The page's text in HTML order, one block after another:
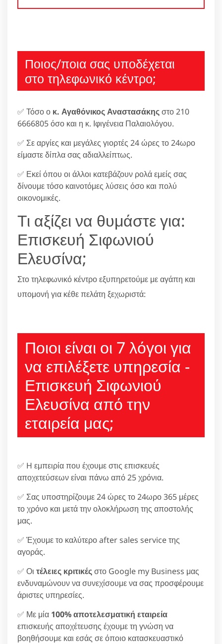
Ποιος/ποια σας υποδέχεται
στο τηλεφωνικό κέντρο;
✅ Τόσο ο κ. Αγαθόνικος Αναστασάκηςστο 210
6666805 όσο και η κ. Ιφιγένεια Παλαιολόγου.
✅ Σε αργίες και μεγάλες γιορτές 24 ώρες το 24ωρο
είμαστε δίπλα σας αδιαλλείπτως.
✅ Εκεί όπου οι άλλοι κατεβάζουν ρολά εμείς σας
δίνουμε τόσο καινοτόμες λύσεις όσο και πολύ
οικονομικές.
Τι αξίζει να θυμάστε για:
Επισκευή Σιφωνιού
Ελευσίνα;
Στο τηλεφωνικό κέντρο εξυπηρετούμε με αγάπη και
υπομονή για κέθε πελάτη ξεχωριστά:
Ποιοι είναι οι 7 λόγοι για
να επιλέξετε υπηρεσία -
Επισκευή Σιφωνιού
Ελευσίνα από την
εταιρεία μας;
✅ H εμπειρία που έχουμε στις επισκευές
αποχετεύσεων είναι πάνω από 25 χρόνια.
✅ Σας υποστηρίζουμε 24 ώρες το 24ωρο 365 μέρες
το χρόνο και μετά την ολοκλήρωση της αποστολής
μας.
✅ Έχουμε το καλύτερο after sales service της
αγοράς.
✅ Οι τέλειες κριτικέςστο Google my Business μας
ενδυναμώνουν να συνεχίσουμε να σας προσφέρουμε
άριστες υπηρεσίες.
✅ Με μία 100% αποτελεσματική εταιρεία
επισκευής αποχέτευσης έχουμε τη γνώση να
βοηθήσουμε και εσάς σε όποιο κατασκευαστικό